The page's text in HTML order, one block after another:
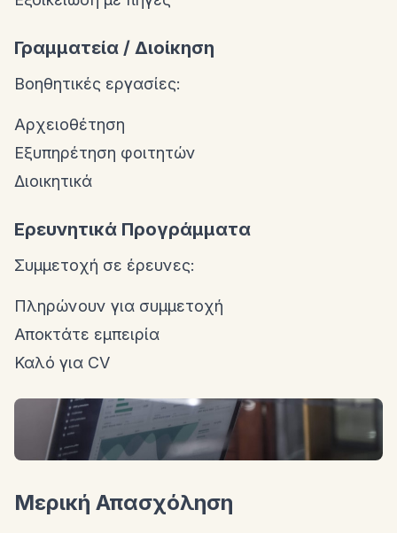
Γραμματεία / Διοίκηση
Βοηθητικές εργασίες:
Αρχειοθέτηση
Εξυπηρέτηση φοιτητών
Διοικητικά
Ερευνητικά Προγράμματα
Συμμετοχή σε έρευνες:
Πληρώνουν για συμμετοχή
Αποκτάτε εμπειρία
Καλό για CV
Μερική Απασχόληση